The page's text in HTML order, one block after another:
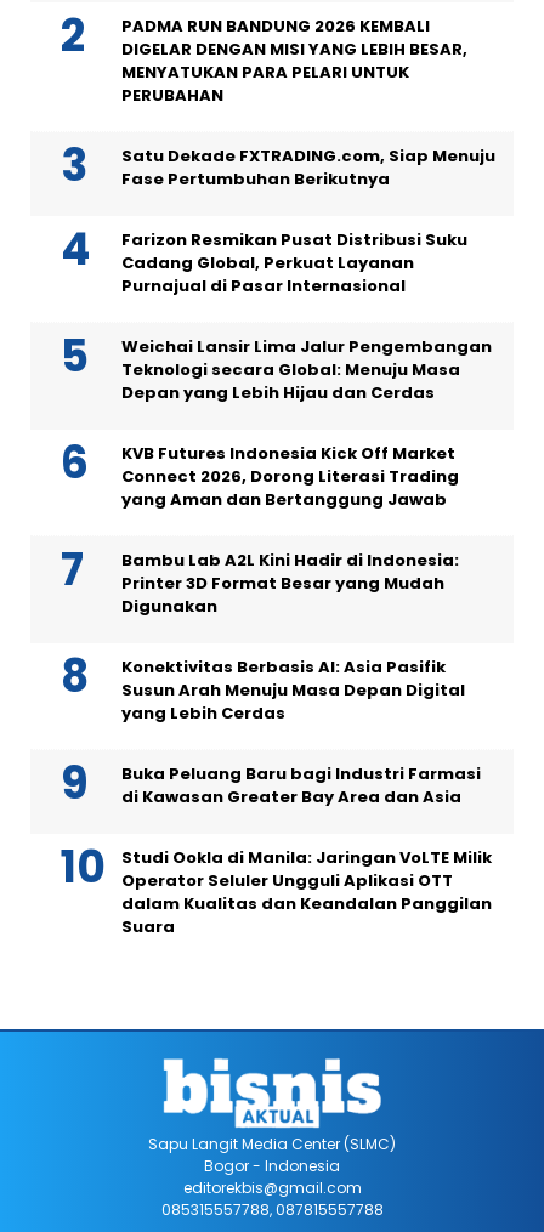
PADMA RUN BANDUNG 2026 KEMBALI
DIGELAR DENGAN MISI YANG LEBIH BESAR,
MENYATUKAN PARA PELARI UNTUK
PERUBAHAN
Satu Dekade FXTRADING.com, Siap Menuju
Fase Pertumbuhan Berikutnya
Farizon Resmikan Pusat Distribusi Suku
Cadang Global, Perkuat Layanan
Purnajual di Pasar Internasional
Weichai Lansir Lima Jalur Pengembangan
Teknologi secara Global: Menuju Masa
Depan yang Lebih Hijau dan Cerdas
KVB Futures Indonesia Kick Off Market
Connect 2026, Dorong Literasi Trading
yang Aman dan Bertanggung Jawab
Bambu Lab A2L Kini Hadir di Indonesia:
Printer 3D Format Besar yang Mudah
Digunakan
Konektivitas Berbasis AI: Asia Pasifik
Susun Arah Menuju Masa Depan Digital
yang Lebih Cerdas
Buka Peluang Baru bagi Industri Farmasi
di Kawasan Greater Bay Area dan Asia
Studi Ookla di Manila: Jaringan VoLTE Milik
Operator Seluler Ungguli Aplikasi OTT
dalam Kualitas dan Keandalan Panggilan
Suara
Sapu Langit Media Center (SLMC)
Bogor - Indonesia
editorekbis@gmail.com
085315557788, 087815557788